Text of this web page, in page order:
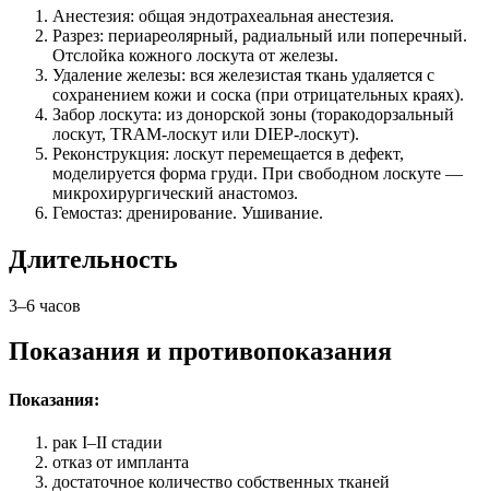
Анестезия: общая эндотрахеальная анестезия.
Разрез: периареолярный, радиальный или поперечный.
Отслойка кожного лоскута от железы.
Удаление железы: вся железистая ткань удаляется с
сохранением кожи и соска (при отрицательных краях).
Забор лоскута: из донорской зоны (торакодорзальный
лоскут, TRAM-лоскут или DIEP-лоскут).
Реконструкция: лоскут перемещается в дефект,
моделируется форма груди. При свободном лоскуте —
микрохирургический анастомоз.
Гемостаз: дренирование. Ушивание.
Длительность
3–6 часов
Показания и противопоказания
Показания:
рак I–II стадии
отказ от импланта
достаточное количество собственных тканей